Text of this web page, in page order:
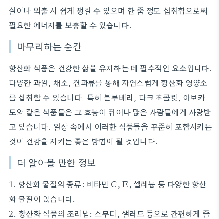
실이나 외출 시 쉽게 챙길 수 있으며 한 줌 정도 섭취함으로써
필요한 에너지를 보충할 수 있습니다.
마무리하는 순간
항산화 식품은 건강한 삶을 유지하는 데 필수적인 요소입니다.
다양한 과일, 채소, 견과류를 통해 자연스럽게 항산화 영양소
를 섭취할 수 있습니다. 특히 블루베리, 다크 초콜릿, 아보카
도와 같은 식품들은 그 효능이 뛰어나 많은 사람들에게 사랑받
고 있습니다. 일상 속에서 이러한 식품들을 꾸준히 포함시키는
것이 건강을 지키는 좋은 방법이 될 것입니다.
더 알아볼 만한 정보
1. 항산화 물질의 종류: 비타민 C, E, 셀레늄 등 다양한 항산
화 물질이 있습니다.
2. 항산화 식품의 조리법: 스무디, 샐러드 등으로 간편하게 즐